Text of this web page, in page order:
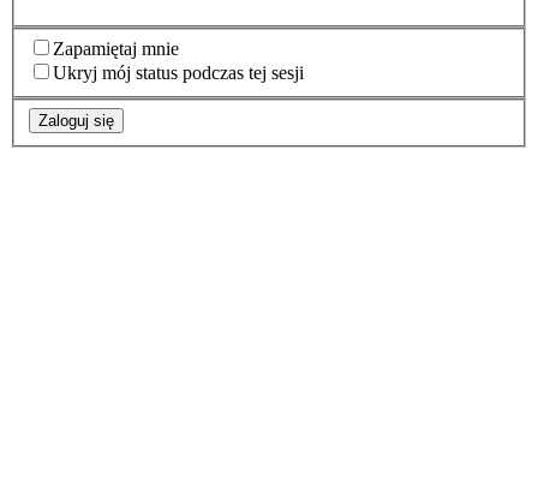
Zapamiętaj mnie
Ukryj mój status podczas tej sesji